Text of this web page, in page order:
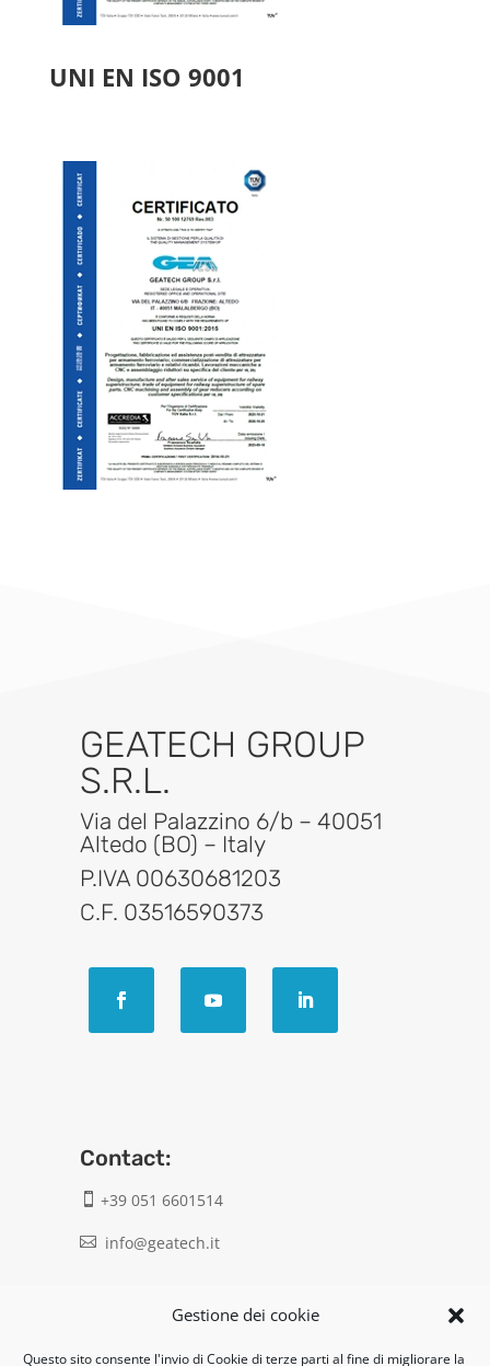
Gestione dei cookie
Questo sito consente l'invio di Cookie di terze parti al fine di migliorare la
UNI EN ISO 9001
GEATECH GROUP
S.R.L.
Via del Palazzino 6/b – 40051
Altedo (BO) – Italy
P.IVA 00630681203
C.F. 03516590373
Contact:
 +39 051 6601514
 info@geatech.it